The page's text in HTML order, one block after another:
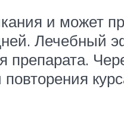
и может
Лечебный
препарата.